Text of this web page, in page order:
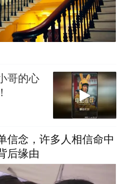
哥的心
信念，许多人相信命中
后缘由